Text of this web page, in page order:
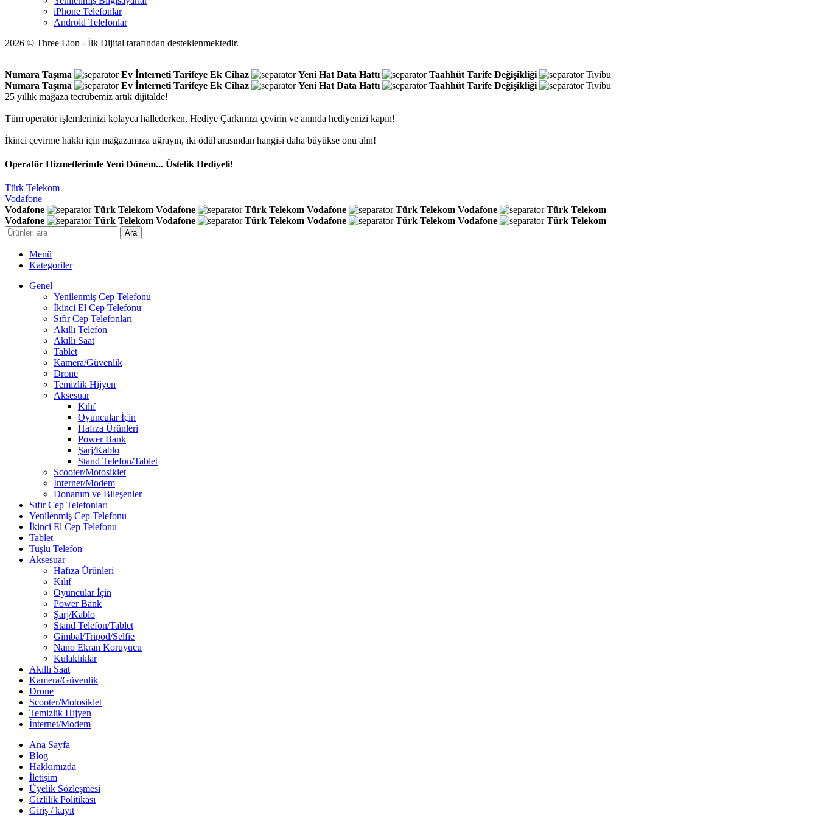
iPhone Telefonlar
Android Telefonlar
2026 © Three Lion - İlk Dijital tarafından desteklenmektedir.
Numara Taşıma Ev İnterneti Tarifeye Ek Cihaz Yeni Hat Data Hattı Taahhüt Tarife Değişikliği
Tivibu
Numara Taşıma
Ev İnterneti Tarifeye Ek Cihaz Yeni Hat Data Hattı Taahhüt Tarife Değişikliği
Tivibu
25 yıllık mağaza tecrübemiz artık dijitalde!
Tüm operatör işlemlerinizi kolayca hallederken, Hediye Çarkımızı çevirin ve anında hediyenizi kapın!
İkinci çevirme hakkı için mağazamıza uğrayın, iki ödül arasından hangisi daha büyükse onu alın!
Operatör Hizmetlerinde Yeni Dönem... Üstelik Hediyeli!
Türk Telekom
Vodafone
Vodafone
Türk Telekom Vodafone Türk Telekom Vodafone Türk Telekom Vodafone
Türk Telekom
Vodafone
Türk Telekom Vodafone Türk Telekom Vodafone Türk Telekom Vodafone Türk Telekom
Ara
Menü
Kategoriler
Genel
Yenilenmiş Cep Telefonu
İkinci El Cep Telefonu
Sıfır Cep Telefonları
Akıllı Telefon
Akıllı Saat
Tablet
Kamera/Güvenlik
Drone
Temizlik Hijyen
Aksesuar
Kılıf
Oyuncular İçin
Hafıza Ürünleri
Power Bank
Şarj/Kablo
Stand Telefon/Tablet
Scooter/Motosiklet
İnternet/Modem
Donanım ve Bileşenler
Sıfır Cep Telefonları
Yenilenmiş Cep Telefonu
İkinci El Cep Telefonu
Tablet
Tuşlu Telefon
Aksesuar
Hafıza Ürünleri
Kılıf
Oyuncular İçin
Power Bank
Şarj/Kablo
Stand Telefon/Tablet
Gimbal/Tripod/Selfie
Nano Ekran Koruyucu
Kulaklıklar
Akıllı Saat
Kamera/Güvenlik
Drone
Scooter/Motosiklet
Temizlik Hijyen
İnternet/Modem
Ana Sayfa
Blog
Hakkımızda
İletişim
Üyelik Sözleşmesi
Gizlilik Politikası
Giriş / kayıt